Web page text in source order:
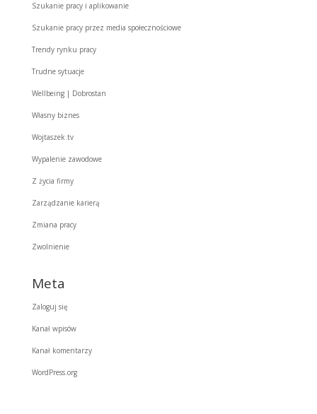
Szukanie pracy i aplikowanie
Szukanie pracy przez media społecznościowe
Trendy rynku pracy
Trudne sytuacje
Wellbeing | Dobrostan
Własny biznes
Wojtaszek.tv
Wypalenie zawodowe
Z życia firmy
Zarządzanie karierą
Zmiana pracy
Zwolnienie
Meta
Zaloguj się
Kanał wpisów
Kanał komentarzy
WordPress.org